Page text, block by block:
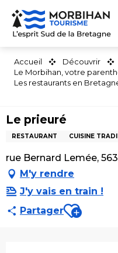
Aller
contenu
Accueil
Découvrir
Le Morbihan, votre
Les restaurants en
Le prieuré
RESTAURANT CUISINE
rue Bernard Lemée,
M'y rendre
J'y vais en train !
PartagerAjouter aux